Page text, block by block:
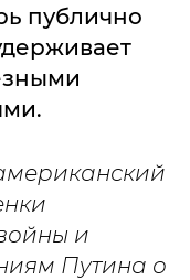
публично
и
Путина о